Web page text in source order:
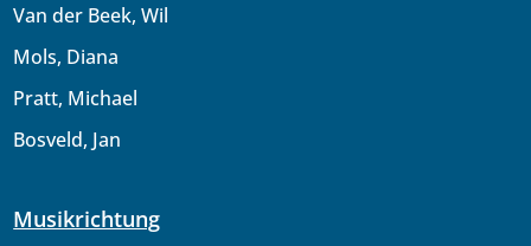
Van der Beek, Wil
Mols, Diana
Pratt, Michael
Bosveld, Jan
Musikrichtung